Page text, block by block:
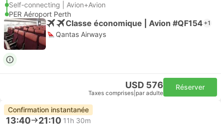
Self-connecting | Avion+Avion
PER Aéroport Perth
Classe économique | Avion #QF154 +1
Qantas Airways
USD 576
Taxes comprises par adulte
Réserver
Confirmation instantanée
13:40 21:10 11h 30m